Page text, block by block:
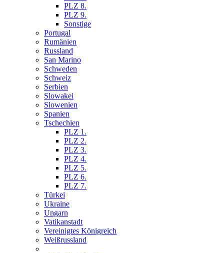
PLZ 8.
PLZ 9.
Sonstige
Portugal
Rumänien
Russland
San Marino
Schweden
Schweiz
Serbien
Slowakei
Slowenien
Spanien
Tschechien
PLZ 1.
PLZ 2.
PLZ 3.
PLZ 4.
PLZ 5.
PLZ 6.
PLZ 7.
Türkei
Ukraine
Ungarn
Vatikanstadt
Vereinigtes Königreich
Weißrussland